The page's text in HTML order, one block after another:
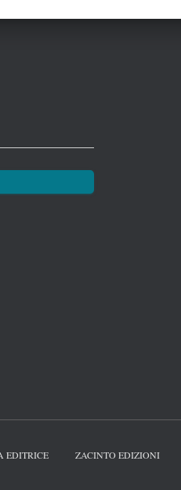
EDITRICE ZACINTO EDIZIONI